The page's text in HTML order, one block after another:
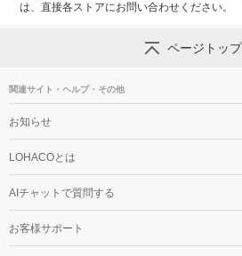
は、直接各ストアにお問い合わせください。
ページトッ
関連サイト・ヘルプ・その他
お知らせ
LOHACOとは
AIチャットで質問する
お客様サポート